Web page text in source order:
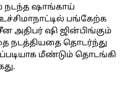
ஷாங்காய்
பங்கேற்க
அதிபர் ஷி ஜின்பிங்கும்
நடத்தியதை தொடர்ந்து
மீண்டும் தொடங்கி